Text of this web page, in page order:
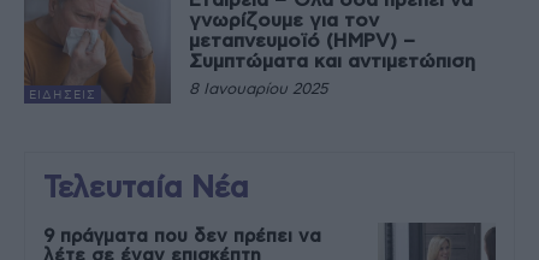
ΕΙΔΉΣΕΙΣ
γνωρίζουμε για τον
μεταπνευμοϊό (HMPV) –
Συμπτώματα και αντιμετώπιση
8 Ιανουαρίου 2025
Τελευταία Νέα
9 πράγματα που δεν πρέπει να
λέτε σε έναν επισκέπτη